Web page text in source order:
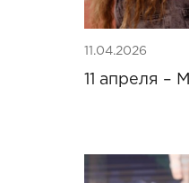
11.04.2026
11 апреля –